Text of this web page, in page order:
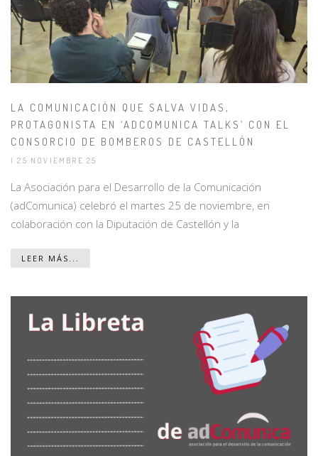
LA COMUNICACIÓN QUE SALVA VIDAS,
PROTAGONISTA EN ‘ADCOMUNICA TALKS’ CON EL
CONSORCIO DE BOMBEROS DE CASTELLÓN
| 25 NOVIEMBRE 25
La Asociación para el Desarrollo de la Comunicación
(adComunica) celebró el martes 25 de noviembre, en
colaboración con la Diputación de Castellón y la
LEER MÁS...